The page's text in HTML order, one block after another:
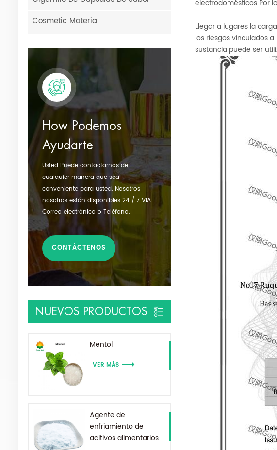
Cosmetic Material
How Podemos
Ayudarte
Usted Puede contactarnos de
cualquier manera que sea
conveniente para usted. Nosotros
nosotros están disponibles 24 / 7 VIA
Correo electrónico o Teléfono.
CONTÁCTENOS
NUEVOS PRODUCTOS
Mentol
VER MÁS
Agente de
enfriamiento de
aditivos alimentarios
electrodomésticos Por
Llegar a lugares la
los riesgos vinculados a
sustancia puede ser